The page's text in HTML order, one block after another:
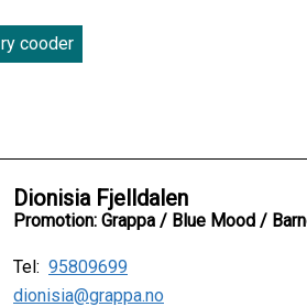
ry cooder
Dionisia Fjelldalen
Promotion: Grappa / Blue Mood /
Tel: 95809699
dionisia@grappa.no